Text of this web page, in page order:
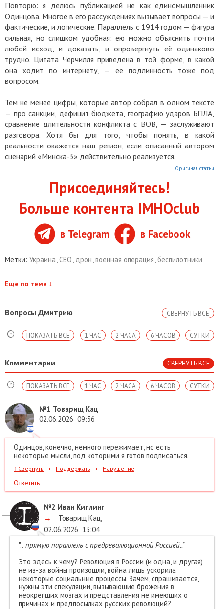
Повторю: я делюсь публикацией не как единомышленник
Одинцова. Многое в его рассуждениях вызывает вопросы — и
фактические, и логические. Параллель с 1914 годом — фигура
сильная, но слишком удобная: ею можно объяснить почти
любой исход, и доказать, и опровергнуть её одинаково
трудно. Цитата Черчилля приведена в той форме, в какой
она ходит по интернету, — её подлинность тоже под
вопросом.
Тем не менее цифры, которые автор собрал в одном тексте
— про санкции, дефицит бюджета, географию ударов БПЛА,
сравнение длительности конфликта с ВОВ, — заслуживают
разговора. Хотя бы для того, чтобы понять, в какой
реальности окажется наш регион, если описанный автором
сценарий «Минска-3» действительно реализуется.
Оригинал статьи
Присоединяйтесь!
Больше контента IMHOclub
в Telegram в Facebook
Метки: Украина,СВО, дрон,военная операция,беспилотники
Еще по теме ↓
Вопросы Дмитрию СВЕРНУТЬ ВСЕ
СУТКИ
6 ЧАСОВ
2 ЧАСА
1 ЧАС
ПОКАЗАТЬ ВСЕ
Комментарии СВЕРНУТЬ ВСЕ
СУТКИ
6 ЧАСОВ
2 ЧАСА
1 ЧАС
ПОКАЗАТЬ ВСЕ
№1 Товарищ Кац
02.06.2026 09:56
Одинцов, конечно, немного пережимает, но есть
некоторые мысли, под которыми я готов подписаться.
↑ Свернуть • Поддержать • Нарушение
Ответить
№2 Иван Киплинг
→
Товарищ Кац,
02.06.2026 13:04
".. прямую параллель с предреволюционной Россией.."
Это здесь к чему? Революция в России (и одна, и другая)
не из-за войны произошли, война лишь ускорила
некоторые социальные процессы. Зачем, спрашивается,
нужны эти спекуляции, вызывающие брожения в
неокрепших мозгах и представления не имеющих о
причинах и предпосылках русских революций?